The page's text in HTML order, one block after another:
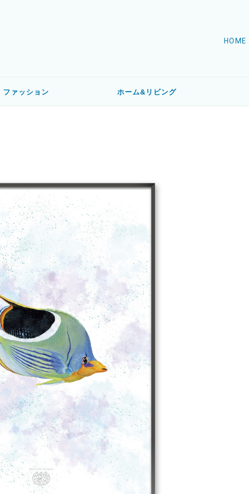
HOME
ファッション ホーム&リビング